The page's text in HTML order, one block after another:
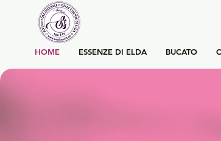
HOME ESSENZE DI ELDA BUCATO